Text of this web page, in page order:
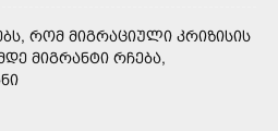
ᲠᲝᲛ ᲛᲘᲒᲠᲐᲪᲘᲣᲚᲘ ᲙᲠᲘᲖᲘᲡᲘᲡ
ᲛᲘᲒᲠᲐᲜᲢᲘ ᲠᲩᲔᲑᲐ,